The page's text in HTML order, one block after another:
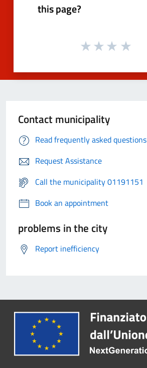
this page?
Contact municipality
Read frequently asked questions
Request Assistance
Call the municipality 01191151
Book an appointment
problems in the city
Report inefficiency